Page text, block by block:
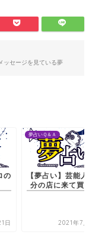
ッセージを見ている夢
の
日
夢占いＱ＆Ａ
【夢占い】芸能人が自
分の店に来て買う夢
2021年7月20日